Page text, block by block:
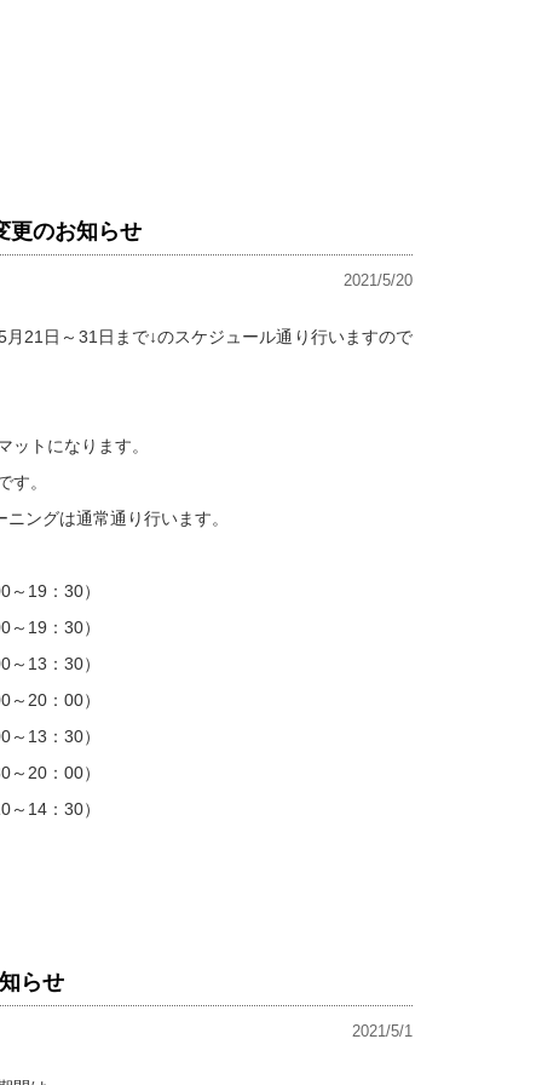
更のお知らせ
2021/5/20
21日～31日まで↓のスケジュール通り行いますので
ットになります。
す。
ングは通常通り行います。
19：30）
19：30）
13：30）
20：00）
13：30）
20：00）
14：30）
らせ
2021/5/1